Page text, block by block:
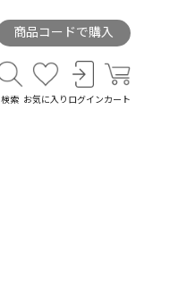
商品コードで購入
検索 お気に入り ログイン カート